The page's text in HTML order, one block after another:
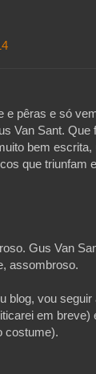
e pêras e só
Van Sant. Que
bem
que triunfam
Gus Van
assombroso.
blog, vou
em
costume).